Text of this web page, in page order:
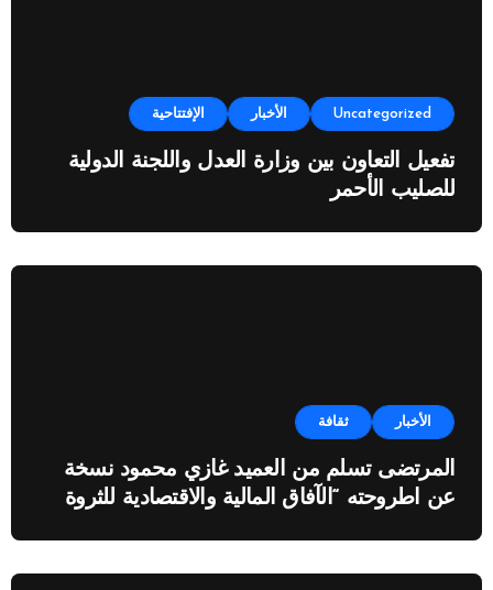
Uncategorized الأخبار الإفتتاحية
تفعيل التعاون بين وزارة العدل واللجنة الدولية
للصليب الأحمر
الأخبار ثقافة
المرتضى تسلم من العميد غازي محمود نسخة
عن اطروحته “الآفاق المالية والاقتصادية للثروة